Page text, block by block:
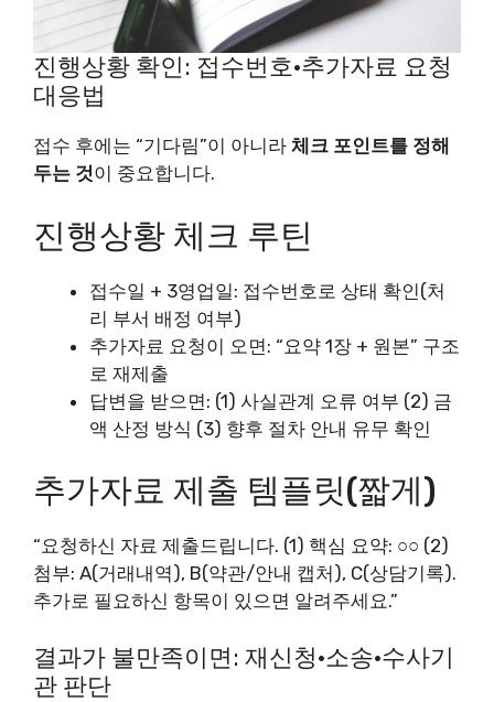
진행상황 확인: 접수번호·추가자료 요청
대응법
접수 후에는 “기다림”이 아니라 체크 포인트를 정해
두는 것이 중요합니다.
진행상황 체크 루틴
접수일 + 3영업일: 접수번호로 상태 확인(처
리 부서 배정 여부)
추가자료 요청이 오면: “요약 1장 + 원본” 구조
로 재제출
답변을 받으면: (1) 사실관계 오류 여부 (2) 금
액 산정 방식 (3) 향후 절차 안내 유무 확인
추가자료 제출 템플릿(짧게)
“요청하신 자료 제출드립니다. (1) 핵심 요약: ○○ (2)
첨부: A(거래내역), B(약관/안내 캡처), C(상담기록).
추가로 필요하신 항목이 있으면 알려주세요.”
결과가 불만족이면: 재신청·소송·수사기
관 판단